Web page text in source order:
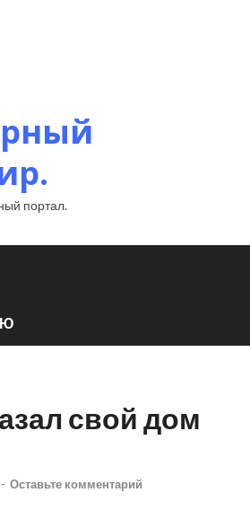
портал.
свой дом
- Оставьте комментарий